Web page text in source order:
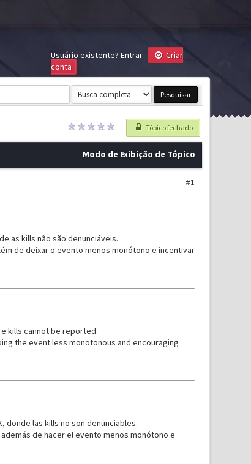
Usuário existente? Entrar
Criar
conta
Tópico fechado
Modo de Exibição de Tópico
#1
as kills não são denunciáveis.
de deixar o evento menos monótono e incentivar
kills cannot be reported.
the event less monotonous and encouraging
donde las kills no son denunciables.
de hacer el evento menos monótono e